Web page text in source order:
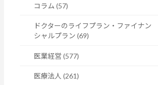
コラム (57)
ドクターのライフプラン・ファイナン
シャルプラン (69)
医業経営 (577)
医療法人 (261)